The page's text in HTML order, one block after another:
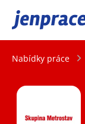
JenPráce.cz
Nabídky práce